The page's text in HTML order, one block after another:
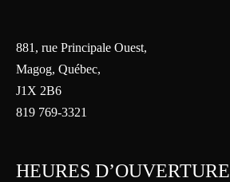
881, rue Principale Ouest,
Magog, Québec,
J1X 2B6
819 769-3321
HEURES D’OUVERTURE